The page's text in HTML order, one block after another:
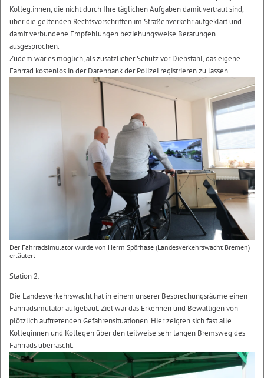
Kolleg:innen, die nicht durch Ihre täglichen Aufgaben damit vertraut sind,
über die geltenden Rechtsvorschriften im Straßenverkehr aufgeklärt und
damit verbundene Empfehlungen beziehungsweise Beratungen
ausgesprochen.
Zudem war es möglich, als zusätzlicher Schutz vor Diebstahl, das eigene
Fahrrad kostenlos in der Datenbank der Polizei registrieren zu lassen.
Der Fahrradsimulator wurde von Herrn Spörhase (Landesverkehrswacht Bremen)
erläutert
Station 2:
Die Landesverkehrswacht hat in einem unserer Besprechungsräume einen
Fahrradsimulator aufgebaut. Ziel war das Erkennen und Bewältigen von
plötzlich auftretenden Gefahrensituationen. Hier zeigten sich fast alle
Kolleginnen und Kollegen über den teilweise sehr langen Bremsweg des
Fahrrads überrascht.